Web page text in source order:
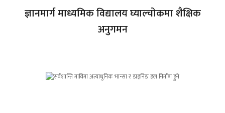
ज्ञानमार्ग माध्यमिक विद्यालय घ्याल्चोकमा शैक्षिक
अनुगमन